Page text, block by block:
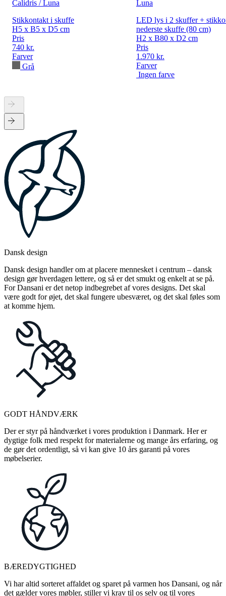
Calidris / Luna
Stikkontakt i skuffe
H5 x B5 x D5 cm
Pris
740 kr.
Farver
Grå
Luna
LED lys i 2 skuffer +
nederste skuffe (80 cm)
H2 x B80 x D2 cm
Pris
1.970 kr.
Farver
Ingen farve
Dansk design
Dansk design handler om at placere mennesket i centrum – dansk
design gør hverdagen lettere, og så er det smukt og enkelt at se på.
For Dansani er det netop indbegrebet af vores designs. Det skal
være godt for øjet, det skal fungere ubesværet, og det skal føles som
at komme hjem.
GODT HÅNDVÆRK
Der er styr på håndværket i vores produktion i Danmark. Her er
dygtige folk med respekt for materialerne og mange års erfaring, og
de gør det ordentligt, så vi kan give 10 års garanti på vores
møbelserier.
BÆREDYGTIGHED
Vi har altid sorteret affaldet og sparet på varmen hos Dansani, og når
det gælder vores møbler, stiller vi krav til os selv og til vores